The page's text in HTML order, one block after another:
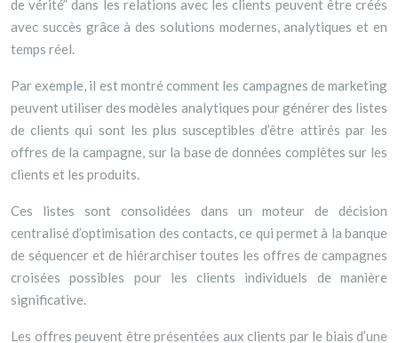
de vérité” dans les relations avec les clients peuvent être créés
avec succès grâce à des solutions modernes, analytiques et en
temps réel.
Par exemple, il est montré comment les campagnes de marketing
peuvent utiliser des modèles analytiques pour générer des listes
de clients qui sont les plus susceptibles d’être attirés par les
offres de la campagne, sur la base de données complètes sur les
clients et les produits.
Ces listes sont consolidées dans un moteur de décision
centralisé d’optimisation des contacts, ce qui permet à la banque
de séquencer et de hiérarchiser toutes les offres de campagnes
croisées possibles pour les clients individuels de manière
significative.
Les offres peuvent être présentées aux clients par le biais d’une